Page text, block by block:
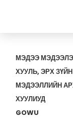
МЭДЭЭ
ХУУЛЬ, ЭРХ
МЭДЭЭЛЛИЙН
ХУУЛИУД
GOWU